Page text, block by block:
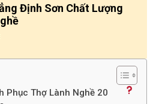
Định Sơn Chất Lượng
Phục Thợ Lành Nghề 20